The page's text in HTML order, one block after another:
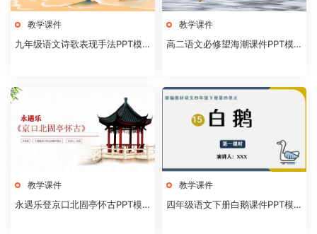
教学课件
九年级语文诗歌表现手法PPT模
教学课件
高二语文必修望海潮课件PPT模
教学课件
永遇乐登京口北固亭怀古PPT模
教学课件
四年级语文下册白鹅课件PPT模